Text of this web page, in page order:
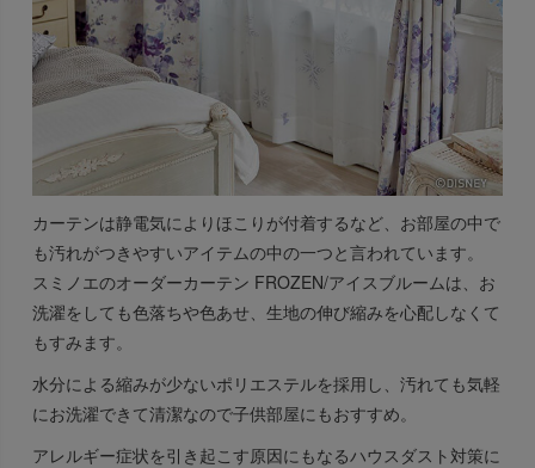
カーテンは静電気によりほこりが付着するなど、お部屋の中で
も汚れがつきやすいアイテムの中の一つと言われています。
スミノエのオーダーカーテン FROZEN/アイスブルームは、お
洗濯をしても色落ちや色あせ、生地の伸び縮みを心配しなくて
もすみます。
水分による縮みが少ないポリエステルを採用し、汚れても気軽
にお洗濯できて清潔なので子供部屋にもおすすめ。
アレルギー症状を引き起こす原因にもなるハウスダスト対策に